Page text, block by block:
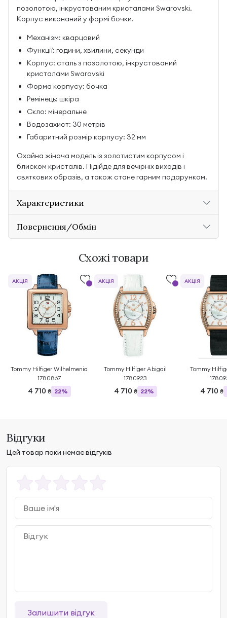
позолотою, інкрустованим кристалами Swarovski.
Корпус виконаний у формі бочки.
Механізм: кварцовий
Функції: години, хвилини, секунди
Корпус: сталь з позолотою, інкрустований
кристалами Swarovski
Форма корпусу: бочка
Ремінець: шкіра
Скло: мінеральне
Водозахист: 30 метрів
Габаритний розмір корпусу: 32 мм
Охайна жіноча модель із золотистим корпусом і
блиском кристалів. Підійде для вечірніх виходів і
святкових образів, а також стане гарним подарунком.
Характеристики
Повернення/Обмін
Схожі товари
Tommy Hilfiger Wilhelmenia
1780867
4 710 ₴ 22%
АКЦІЯ
Tommy Hilfiger Abigail
1780923
4 710 ₴ 22%
АКЦІЯ
Tommy
4 710 ₴
АКЦІЯ
Відгуки
Цей товар поки немає відгуків
Залишити відгук